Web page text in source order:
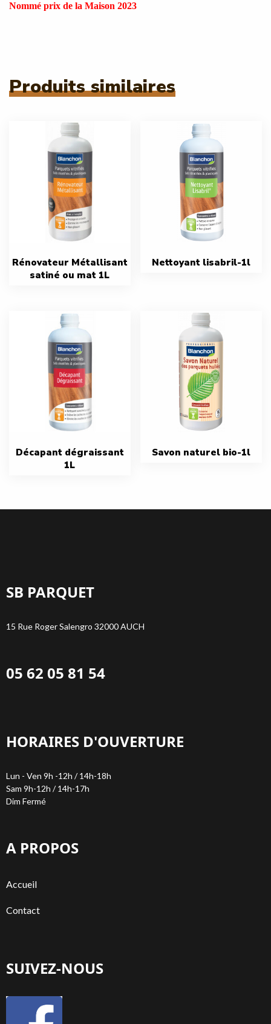
Nommé prix de la Maison 2023
Produits similaires
Rénovateur Métallisant
satiné ou mat 1L
Nettoyant lisabril-1l
Décapant dégraissant
1L
Savon naturel bio-1l
SB PARQUET
15 Rue Roger Salengro 32000 AUCH
05 62 05 81 54
HORAIRES D'OUVERTURE
Lun - Ven 9h -12h / 14h-18h
Sam 9h-12h / 14h-17h
Dim Fermé
A PROPOS
Accueil
Contact
SUIVEZ-NOUS